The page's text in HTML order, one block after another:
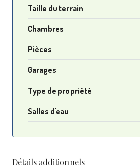
Taille du terrain
Chambres
Pièces
Garages
Type de propriété
Salles d'eau
Détails additionnels